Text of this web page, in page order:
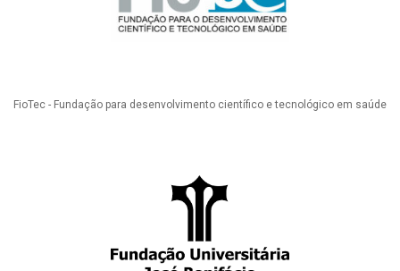
FioTec - Fundação para desenvolvimento científico e tecnológico em saúde